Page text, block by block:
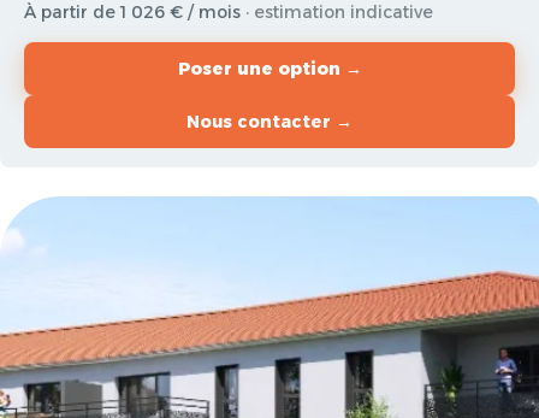
À partir de 1 026 € / mois · estimation indicative
Poser une option →
Nous contacter →